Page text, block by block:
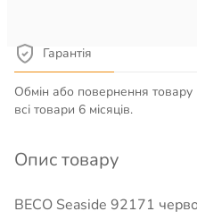
Гарантія
Обмін або повернення товару
всі товари 6 місяців.
Опис товару
BECO Seaside 92171